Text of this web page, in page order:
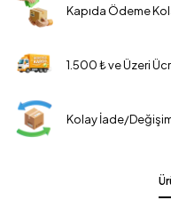
Kapıda Ödeme
1.500 ₺ ve Üzeri
Kolay İade/